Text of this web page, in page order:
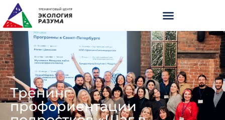
Тренинг
профориентации